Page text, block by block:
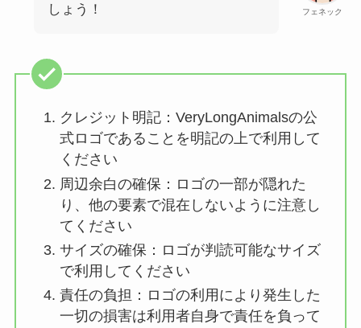
フェネック
しょう！
クレジット明記：VeryLongAnimalsの公
式ロゴであることを明記の上で利用して
ください
周辺余白の確保：ロゴの一部が隠れた
り、他の要素で混在しないように注意し
てください
サイズの確保：ロゴが判読可能なサイズ
で利用してください
責任の負担：ロゴの利用により発生した
一切の損害は利用者自身で責任を負って